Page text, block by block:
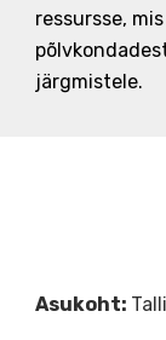
ressursse,
järgmistele.
Asukoht: